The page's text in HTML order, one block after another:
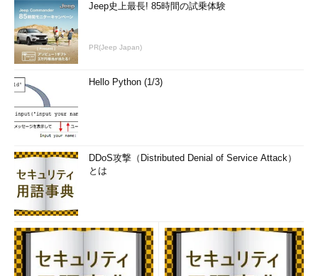
Jeep史上最長! 85時間の試乗体験
PR(Jeep Japan)
Hello Python (1/3)
DDoS攻撃（Distributed Denial of Service Attack）
とは